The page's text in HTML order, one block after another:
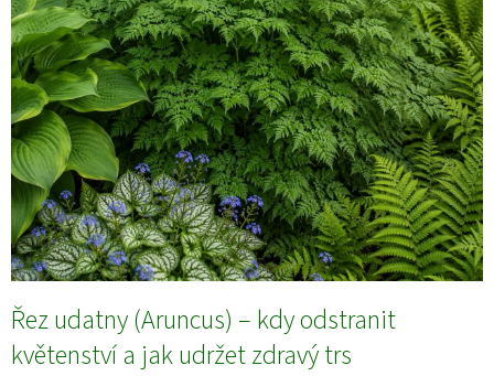
Řez udatny (Aruncus) – kdy odstranit
květenství a jak udržet zdravý trs